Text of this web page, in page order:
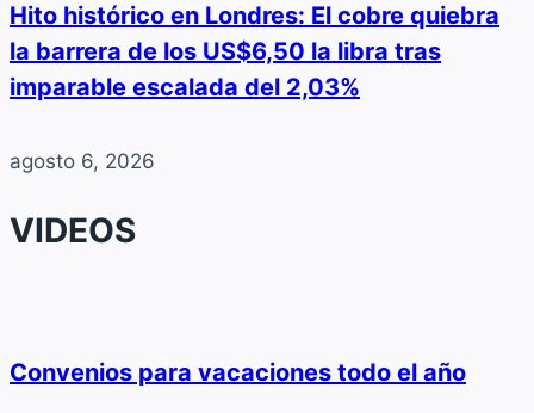
Hito histórico en Londres: El cobre quiebra
la barrera de los US$6,50 la libra tras
imparable escalada del 2,03%
agosto 6, 2026
VIDEOS
Convenios para vacaciones todo el año